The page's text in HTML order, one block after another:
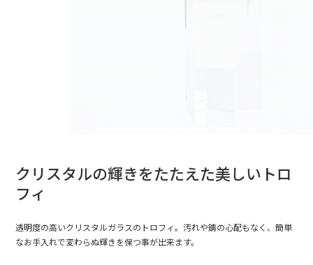
クリスタルの輝きをたたえた美しいトロ
フィ
透明度の高いクリスタルガラスのトロフィ。汚れや錆の心配もなく、簡単
なお手入れで変わらぬ輝きを保つ事が出来ます。